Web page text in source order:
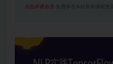
点击开通会员 免费享有本站所有课程资源